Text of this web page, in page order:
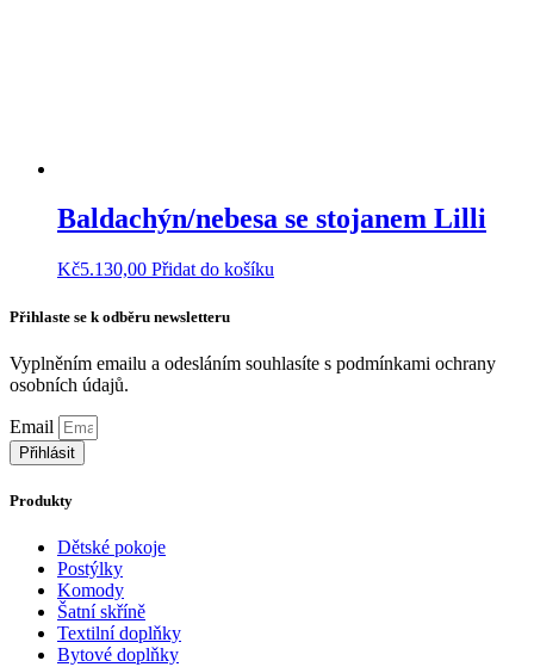
Baldachýn/nebesa se stojanem Lilli
Kč5.130,00 Přidat do košíku
Přihlaste se k odběru newsletteru
Vyplněním emailu a odesláním souhlasíte s podmínkami ochrany
osobních údajů.
Email
Přihlásit
Produkty
Dětské pokoje
Postýlky
Komody
Šatní skříně
Textilní doplňky
Bytové doplňky